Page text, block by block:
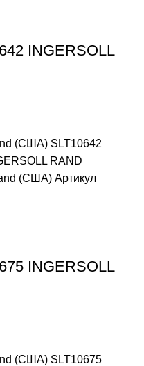
INGERSOLL
(США) SLT10642
RAND
(США) Артикул
INGERSOLL
(США) SLT10675